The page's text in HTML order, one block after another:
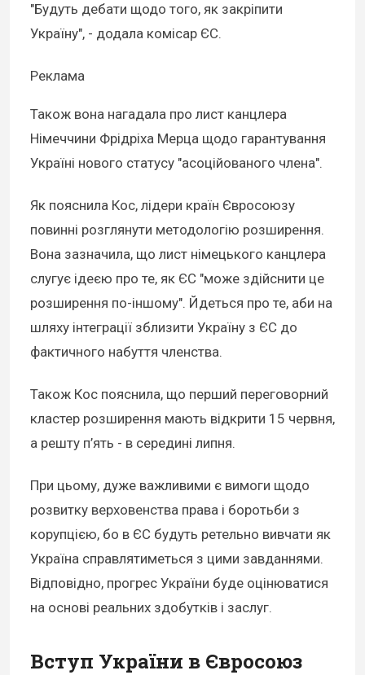
"Будуть дебати щодо того, як закріпити
Україну", - додала комісар ЄС.
Реклама
Також вона нагадала про лист канцлера
Німеччини Фрідріха Мерца щодо гарантування
Україні нового статусу "асоційованого члена".
Як пояснила Кос, лідери країн Євросоюзу
повинні розглянути методологію розширення.
Вона зазначила, що лист німецького канцлера
слугує ідеєю про те, як ЄС "може здійснити це
розширення по-іншому". Йдеться про те, аби на
шляху інтеграції зблизити Україну з ЄС до
фактичного набуття членства.
Також Кос пояснила, що перший переговорний
кластер розширення мають відкрити 15 червня,
а решту п’ять - в середині липня.
При цьому, дуже важливими є вимоги щодо
розвитку верховенства права і боротьби з
корупцією, бо в ЄС будуть ретельно вивчати як
Україна справлятиметься з цими завданнями.
Відповідно, прогрес України буде оцінюватися
на основі реальних здобутків і заслуг.
Вступ України в Євросоюз